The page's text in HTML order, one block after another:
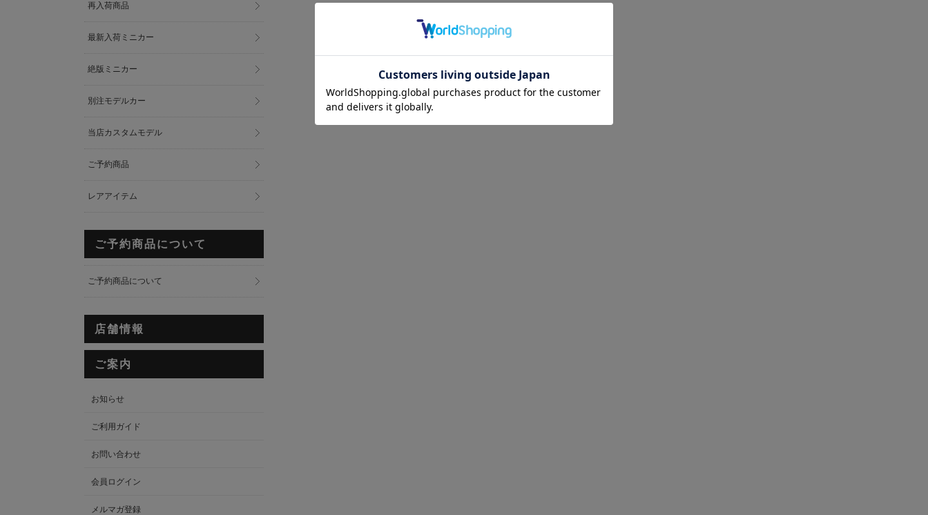
再入荷商品
最新入荷ミニカー
絶版ミニカー
別注モデルカー
当店カスタムモデル
ご予約商品
レアアイテム
ご予約商品について
ご予約商品について
店舗情報
ご案内
お知らせ
ご利用ガイド
お問い合わせ
会員ログイン
メルマガ登録